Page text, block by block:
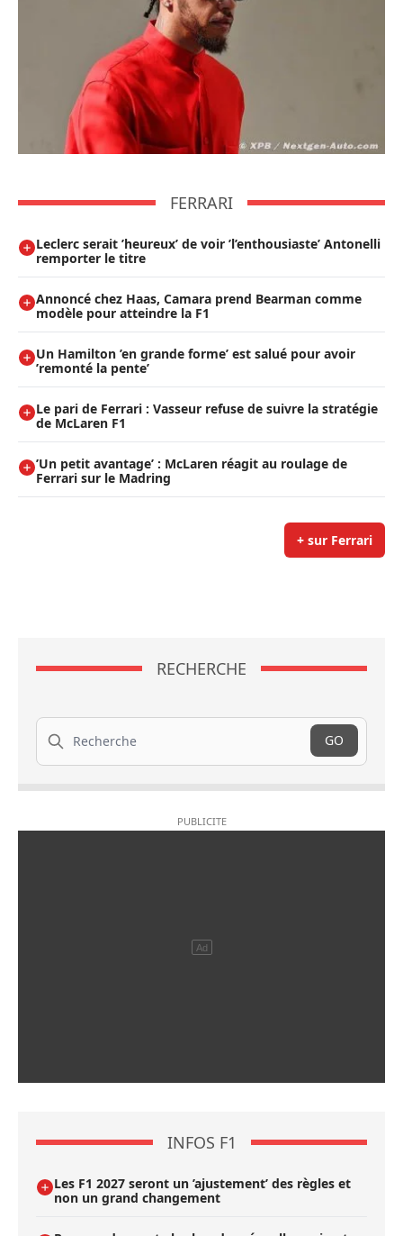
FERRARI
Leclerc serait ’heureux’ de voir ’l’enthousiaste’ Antonelli
remporter le titre
Annoncé chez Haas, Camara prend Bearman comme
modèle pour atteindre la F1
Un Hamilton ’en grande forme’ est salué pour avoir
’remonté la pente’
Le pari de Ferrari : Vasseur refuse de suivre la stratégie
de McLaren F1
’Un petit avantage’ : McLaren réagit au roulage de
Ferrari sur le Madring
+ sur Ferrari
RECHERCHE
Recherche
GO
INFOS F1
Les F1 2027 seront un ’ajustement’ des règles et
non un grand changement